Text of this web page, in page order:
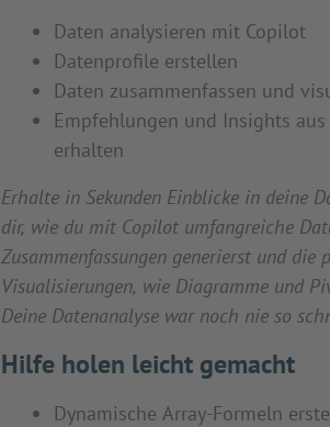
Daten analysieren mit Copilot
Datenprofile erstellen
Daten zusammenfassen und
Empfehlungen und Insights
erhalten
Erhalte in Sekunden Einblicke in deine
dir, wie du mit Copilot umfangreiche
Zusammenfassungen generierst und die
Visualisierungen, wie Diagramme und
Deine Datenanalyse war noch nie so
Hilfe holen leicht gemacht
Dynamische Array-Formeln